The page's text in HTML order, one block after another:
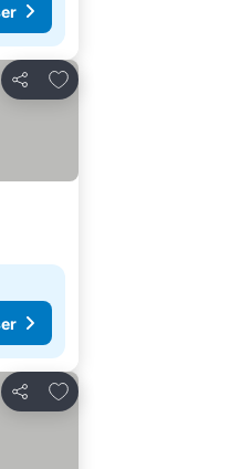
Dela
Lägg till i Mina Favoriter
Dela
Lägg till i Mina Favoriter